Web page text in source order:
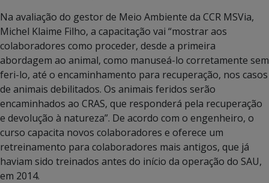
Na avaliação do gestor de Meio Ambiente da CCR MSVia,
Michel Klaime Filho, a capacitação vai “mostrar aos
colaboradores como proceder, desde a primeira
abordagem ao animal, como manuseá-lo corretamente sem
feri-lo, até o encaminhamento para recuperação, nos casos
de animais debilitados. Os animais feridos serão
encaminhados ao CRAS, que responderá pela recuperação
e devolução à natureza”. De acordo com o engenheiro, o
curso capacita novos colaboradores e oferece um
retreinamento para colaboradores mais antigos, que já
haviam sido treinados antes do início da operação do SAU,
em 2014.